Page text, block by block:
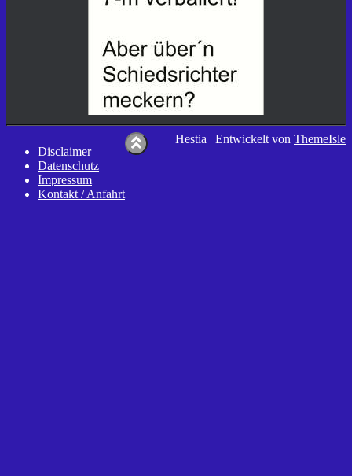
Disclaimer
Datenschutz
Impressum
Kontakt / Anfahrt
Hestia | Entwickelt von ThemeIsle